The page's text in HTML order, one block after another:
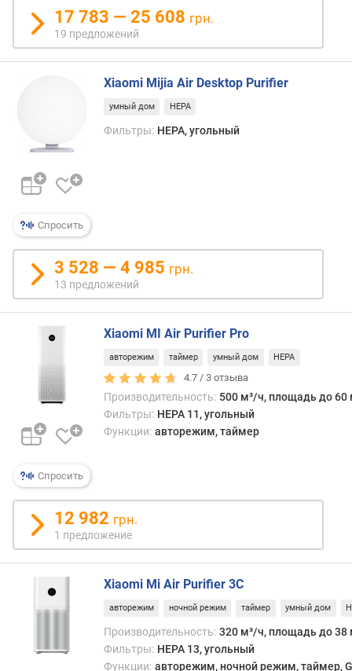
щ
а
д
ь
щ
н
и
(
л
ж
н
и
(
м
)
л
ь
п
о
м
17 783 — 25 608 грн.
19 предложений
Спросить
Xiaomi Mijia Air Desktop Purifier
умный дом HEPA
Фильтры: HEPA, угольный
3 528 — 4 985 грн.
13 предложений
Спросить
Xiaomi MI Air Purifier Pro
авторежим таймер умный дом HEPA
4.7 /3 отзыва
Производительность: 500 м³/ч, площадь до 60
Фильтры: HEPA 11, угольный
Функции: авторежим, таймер
12 982 грн.
1 предложение
Xiaomi Mi Air Purifier 3C
авторежим ночной режим таймер умный дом
Производительность: 320 м³/ч, площадь до 38
Фильтры: HEPA 13, угольный
Функции: авторежим, ночной режим, таймер,